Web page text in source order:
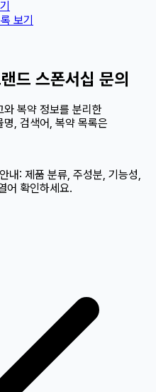
보기
드 스폰서십 문의
복약 정보를 분리한
, 검색어, 복약 목록은
내: 제품 분류, 주성분, 기능성,
어 확인하세요.